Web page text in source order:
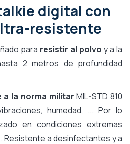
digital con
resistente
para resistir al polvo y a la
2 metros de profundidad
a la norma militar MIL-STD 810
humedad, ... Por lo
en condiciones extremas
Resistente a desinfectantes y a